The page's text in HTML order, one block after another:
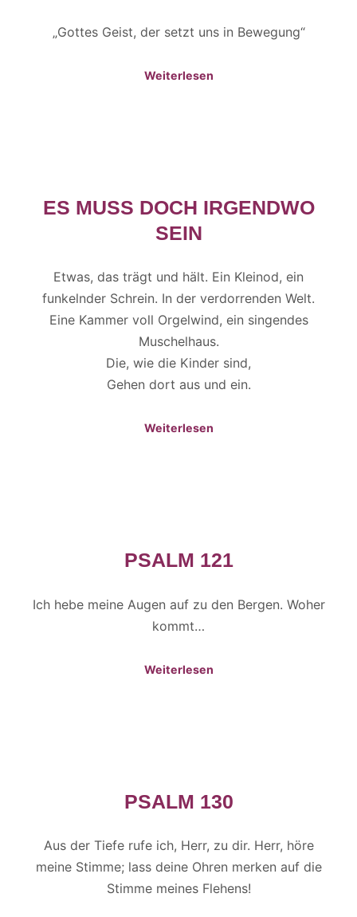
„Gottes Geist, der setzt uns in Bewegung“
Weiterlesen
ES MUSS DOCH IRGENDWO
SEIN
Etwas, das trägt und hält. Ein Kleinod, ein
funkelnder Schrein. In der verdorrenden Welt.
Eine Kammer voll Orgelwind, ein singendes
Muschelhaus.
Die, wie die Kinder sind,
Gehen dort aus und ein.
Weiterlesen
PSALM 121
Ich hebe meine Augen auf zu den Bergen. Woher
kommt…
Weiterlesen
PSALM 130
Aus der Tiefe rufe ich, Herr, zu dir. Herr, höre
meine Stimme; lass deine Ohren merken auf die
Stimme meines Flehens!